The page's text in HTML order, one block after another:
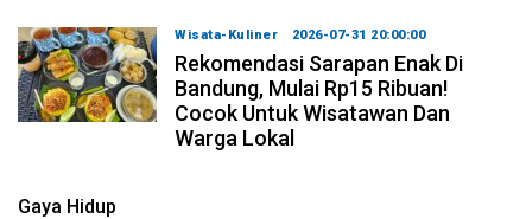
Wisata-Kuliner 2026-07-31 20:00:00
Rekomendasi Sarapan Enak Di
Bandung, Mulai Rp15 Ribuan!
Cocok Untuk Wisatawan Dan
Warga Lokal
Gaya Hidup